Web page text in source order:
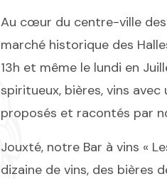
Au cœur du centre-ville des
marché historique des
13h et même le lundi en
spiritueux, bières, vins
proposés et racontés par
Jouxté, notre Bar à vins «
dizaine de vins, des bières